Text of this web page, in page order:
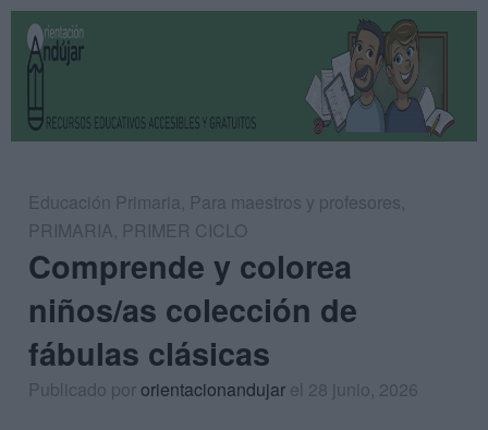
Educación Primaria, Para maestros y profesores,
PRIMARIA, PRIMER CICLO
Comprende y colorea
niños/as colección de
fábulas clásicas
Publicado pororientacionandujar el 28 junio, 2026